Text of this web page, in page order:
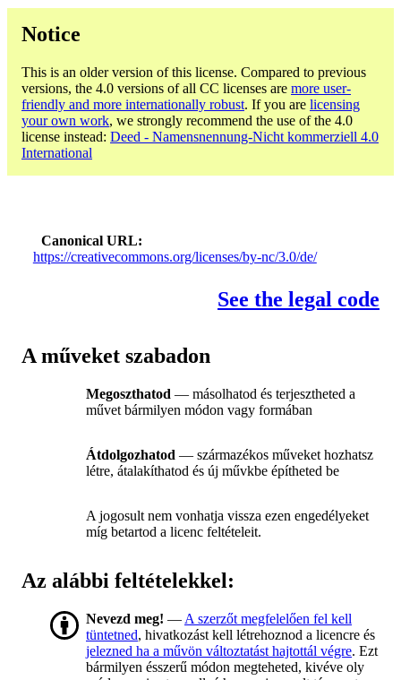
Notice
This is an older version of this license. Compared to previous
versions, the 4.0 versions of all CC licenses are more user-
friendly and more internationally robust. If you are licensing
your own work, we strongly recommend the use of the 4.0
license instead: Deed - Namensnennung-Nicht kommerziell 4.0
International
Canonical URL
https://creativecommons.org/licenses/by-nc/3.0/de/
See the legal code
A műveket szabadon
Megoszthatod — másolhatod és terjesztheted a
művet bármilyen módon vagy formában
Átdolgozhatod — származékos műveket hozhatsz
létre, átalakíthatod és új művkbe építheted be
A jogosult nem vonhatja vissza ezen engedélyeket
míg betartod a licenc feltételeit.
Az alábbi feltételekkel:
Nevezd meg! — A szerzőt megfelelően fel kell
tüntetned, hivatkozást kell létrehoznod a licencre és
jelezned ha a művön változtatást hajtottál végre. Ezt
bármilyen ésszerű módon megteheted, kivéve oly